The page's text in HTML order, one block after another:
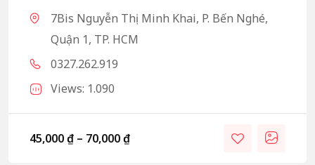
7Bis Nguyễn Thị Minh Khai, P. Bến Nghé,
Quận 1, TP. HCM
0327.262.919
Views: 1.090
45,000₫ – 70,000₫